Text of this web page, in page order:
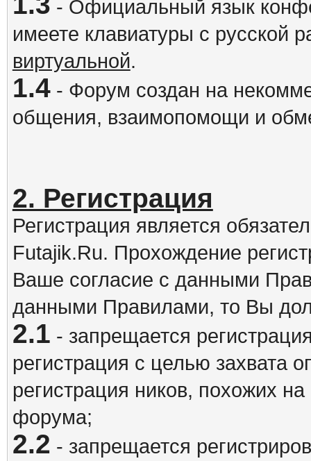
- Официальный язык
имеете клавиатуры с русской
виртуальной.
1.4- Форум создан на
общения, взаимопомощи и
2. Регистрация
Регистрация является
Futajik.Ru. Прохождение
Ваше согласие с данными
данными Правилами, то Вы
2.1 - запрещается
регистрация с целью захвата
регистрация ников, похожих
форума;
2.2 - запрещается